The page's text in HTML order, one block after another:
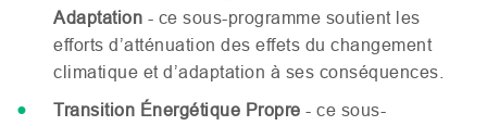
Adaptation - ce sous-programme soutient les
efforts d’atténuation des effets du changement
climatique et d’adaptation à ses conséquences.
Transition Énergétique Propre - ce sous-